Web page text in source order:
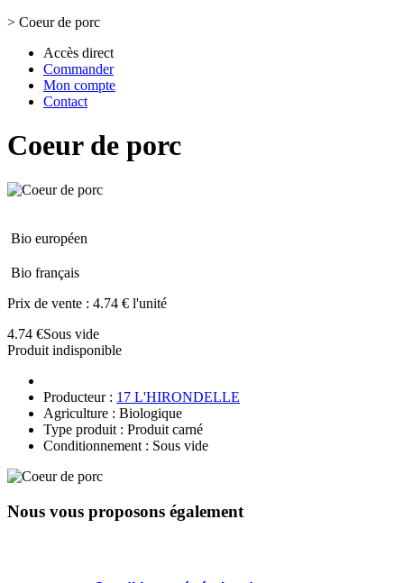
> Coeur de porc
Accès direct
Commander
Mon compte
Contact
Coeur de porc
Bio européen
Bio français
Prix de vente : 4.74 € l'unité
4.74 €Sous vide
Produit indisponible
Producteur : 17 L'HIRONDELLE
Agriculture : Biologique
Type produit : Produit carné
Conditionnement : Sous vide
Nous vous proposons également